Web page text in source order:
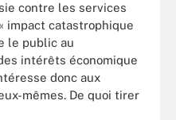
contre les services
impact catastrophique
le public au
intérêts économique
donc aux
mêmes. De quoi tirer